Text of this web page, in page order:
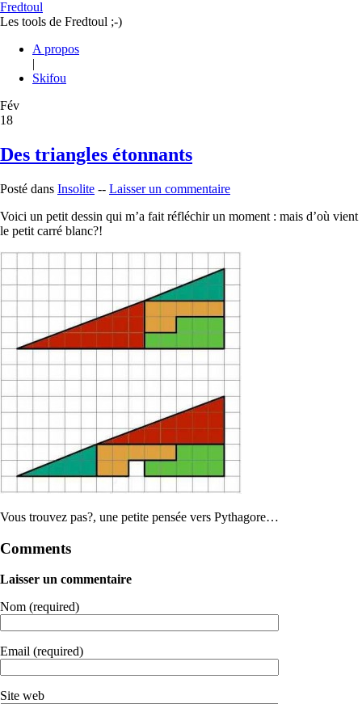
Fredtoul
Les tools de Fredtoul ;-)
A propos
|
Skifou
Fév
18
Des triangles étonnants
Posté dans Insolite -- Laisser un commentaire
Voici un petit dessin qui m’a fait réfléchir un moment : mais d’où vient
le petit carré blanc?!
Vous trouvez pas?, une petite pensée vers Pythagore…
Comments
Laisser un commentaire
Nom (required)
Email (required)
Site web